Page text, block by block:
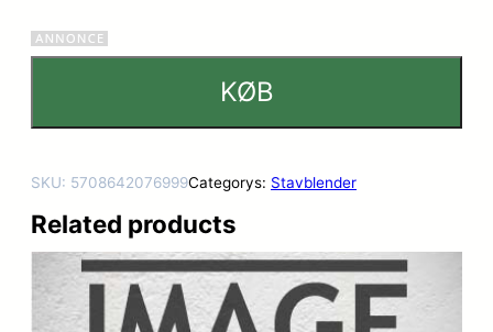
KØB
SKU: 5708642076999Categorys: Stavblender
Related products